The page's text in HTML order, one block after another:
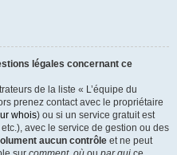
légales concernant ce
de la liste « L’équipe du
prenez contact avec le propriétaire
whois) ou si un service gratuit est
avec le service de gestion ou des
aucun contrôle et ne peut